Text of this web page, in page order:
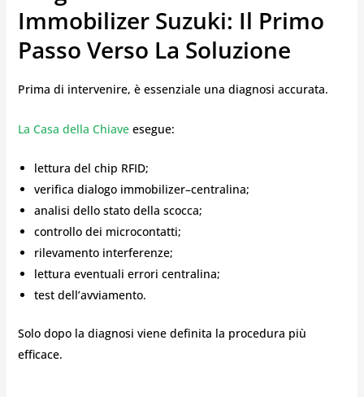
Immobilizer Suzuki: Il Primo
Passo Verso La Soluzione
Prima di intervenire, è essenziale una diagnosi accurata.
La Casa della Chiaveesegue:
lettura del chip RFID;
verifica dialogo immobilizer–centralina;
analisi dello stato della scocca;
controllo dei microcontatti;
rilevamento interferenze;
lettura eventuali errori centralina;
test dell’avviamento.
Solo dopo la diagnosi viene definita la procedura più
efficace.